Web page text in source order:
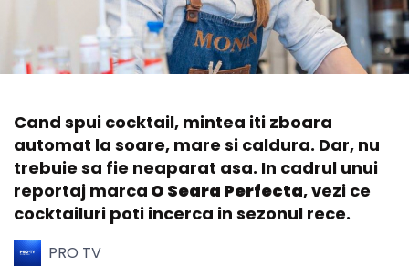
Cand spui cocktail, mintea iti zboara
automat la soare, mare si caldura. Dar, nu
trebuie sa fie neaparat asa. In cadrul unui
reportaj marca O Seara Perfecta, vezi ce
cocktailuri poti incerca in sezonul rece.
PRO TV